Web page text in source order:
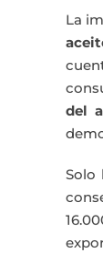
La
del
Solo